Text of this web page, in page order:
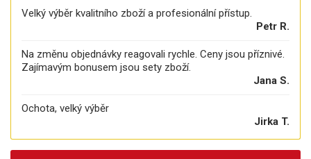
Velký výběr kvalitního zboží a profesionální přístup.
Petr R.
Na změnu objednávky reagovali rychle. Ceny jsou příznivé.
Zajímavým bonusem jsou sety zboží.
Jana S.
Ochota, velký výběr
Jirka T.